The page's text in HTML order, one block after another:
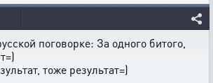
поговорке: За одного битого,
тоже результат=)